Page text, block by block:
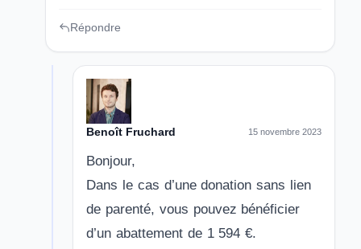
Répondre
Benoît Fruchard 15 novembre 2023
Bonjour,
Dans le cas d’une donation sans lien
de parenté, vous pouvez bénéficier
d’un abattement de 1 594 €.